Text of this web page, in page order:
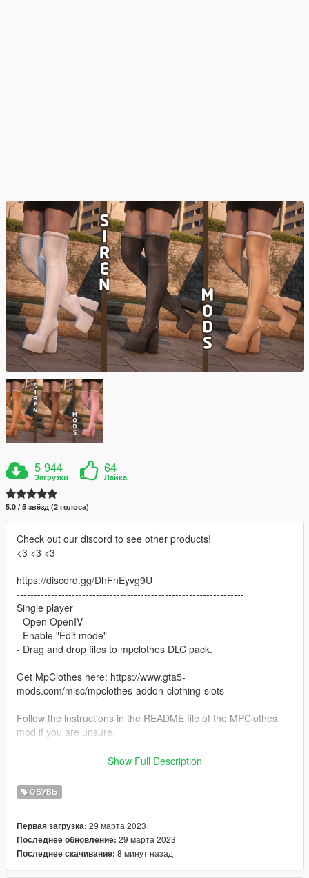
5 944
Загрузки
64
Лайка
5.0 / 5 звёзд (2 голоса)
Check out our discord to see other products!
<3 <3 <3
------------------------------------------------------------------
https://discord.gg/DhFnEyvg9U
------------------------------------------------------------------
Single player
- Open OpenIV
- Enable "Edit mode"
- Drag and drop files to mpclothes DLC pack.
Get MpClothes here: https://www.gta5-
mods.com/misc/mpclothes-addon-clothing-slots
Follow the instructions in the README file of the MPClothes
mod if you are unsure.
For a more advanced guide on how to use mpclothes, join our
-----------------------------------------------------------------
Fivem
- Drag to a folder stream where your server mods are
Or, if you don't know how to do that, please read this article by
Shelby Moon: https://forum.cfx.re/t/how-to-streaming-new-
hairstyles-for-characters-step-by-step-for-dummies-override-
Show Full Description
ОБУВЬ
Первая загрузка: 29 марта 2023
Последнее обновление: 29 марта 2023
Последнее скачивание: 8 минут назад